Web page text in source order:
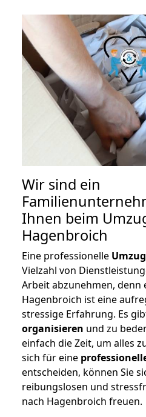
Wir sind ein
Ihnen beim
Hagenbroich
Eine professionelle
Vielzahl von
Arbeit abzunehmen, denn
Hagenbroich ist eine
stressige Erfahrung. Es
organisieren und zu
einfach die Zeit, um alles
sich für eine
entscheiden, können Sie
reibungslosen und
nach Hagenbroich freuen.